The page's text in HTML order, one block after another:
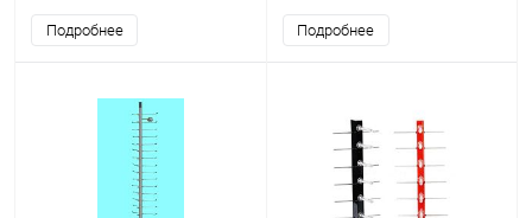
Подробнее Подробнее